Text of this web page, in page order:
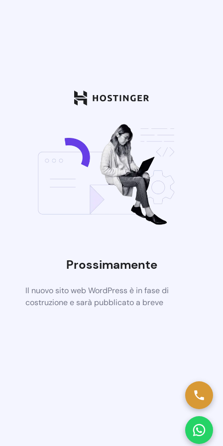
Prossimamente
Il nuovo sito web WordPress è in fase di
costruzione e sarà pubblicato a breve